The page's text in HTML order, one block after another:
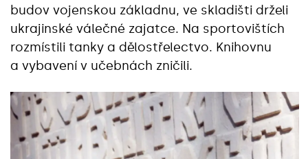
budov vojenskou základnu, ve skladišti drželi
ukrajinské válečné zajatce. Na sportovištích
rozmístili tanky a dělostřelectvo. Knihovnu
a vybavení v učebnách zničili.